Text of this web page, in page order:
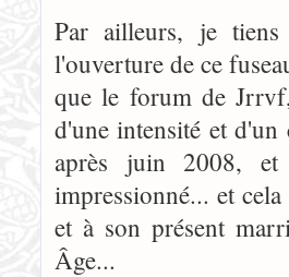
Par ailleurs, je
l'ouverture de ce
que le forum de
d'une intensité et
après juin 2008,
impressionné... et
et à son présent
Âge...